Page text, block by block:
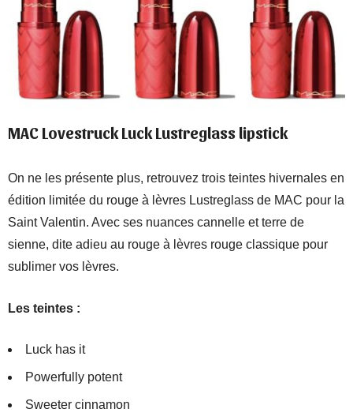
MAC Lovestruck Luck Lustreglass lipstick
On ne les présente plus, retrouvez trois teintes hivernales en
édition limitée du rouge à lèvres Lustreglass de MAC pour la
Saint Valentin. Avec ses nuances cannelle et terre de
sienne, dite adieu au rouge à lèvres rouge classique pour
sublimer vos lèvres.
Les teintes :
Luck has it
Powerfully potent
Sweeter cinnamon